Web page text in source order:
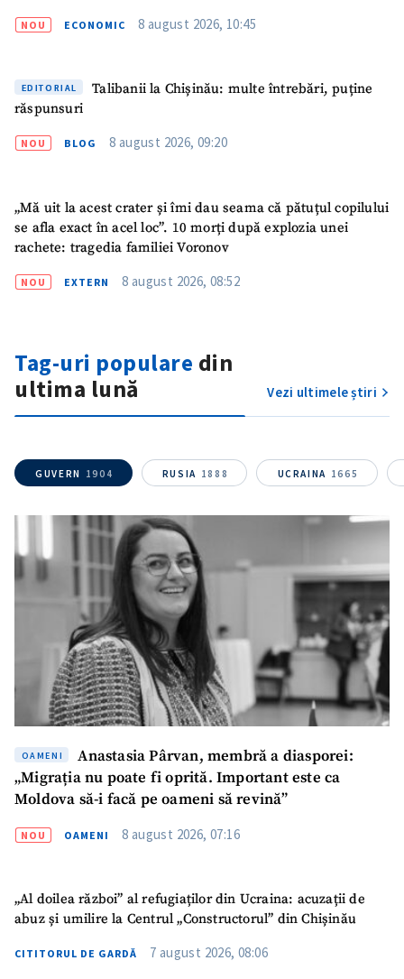
in English
на русском
NOU ECONOMIC 8 august 2026, 10:45
EDITORIAL
Talibanii la Chișinău: multe întrebări, puține
răspunsuri
NOU BLOG 8 august 2026, 09:20
„Mă uit la acest crater și îmi dau seama că pătuțul copilului
se afla exact în acel loc”. 10 morți după explozia unei
rachete: tragedia familiei Voronov
NOU EXTERN 8 august 2026, 08:52
Tag-uri populare din
ultima lună
Vezi ultimele știri
GUVERN 1904 RUSIA 1888 UCRAINA 1665
OAMENI
Anastasia Pârvan, membră a diasporei:
„Migrația nu poate fi oprită. Important este ca
Moldova să-i facă pe oameni să revină”
NOU OAMENI 8 august 2026, 07:16
„Al doilea război” al refugiaților din Ucraina: acuzații de
abuz și umilire la Centrul „Constructorul” din Chișinău
CITITORUL DE GARDĂ 7 august 2026, 08:06
ȘTIREA MEA